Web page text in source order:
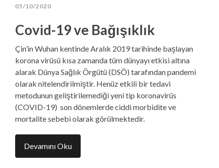
05/10/2020
Covid-19 ve Bağışıklık
Çin’in Wuhan kentinde Aralık 2019 tarihinde başlayan
korona virüsü kısa zamanda tüm dünyayı etkisi altına
alarak Dünya Sağlık Örgütü (DSÖ) tarafından pandemi
olarak nitelendirilmiştir. Henüz etkili bir tedavi
metodunun geliştirilemediği yeni tip koronavirüs
(COVID-19) son dönemlerde ciddi morbidite ve
mortalite sebebi olarak görülmektedir.
Devamını Oku